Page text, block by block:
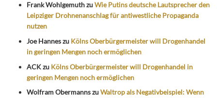
Frank WohlgemuthzuWie Putins deutsche Lautsprecher den
Leipziger Drohnenanschlag für antiwestliche Propaganda
nutzen
Joe Hanneszu Kölns Oberbürgermeister will Drogenhandel
in geringen Mengen noch ermöglichen
ACKzu Kölns Oberbürgermeister will Drogenhandel in
geringen Mengen noch ermöglichen
Wolfram ObermannszuWaltrop als Negativbeispiel: Wenn